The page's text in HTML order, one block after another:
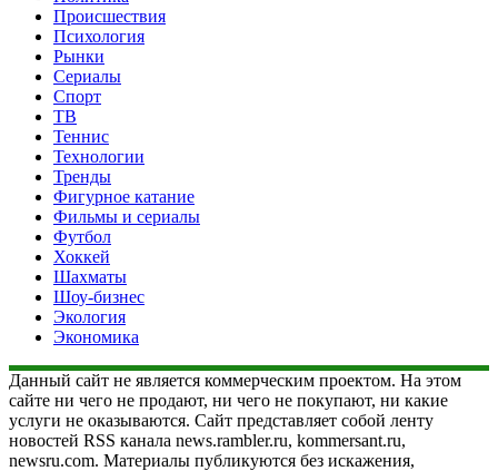
Происшествия
Психология
Рынки
Сериалы
Спорт
ТВ
Теннис
Технологии
Тренды
Фигурное катание
Фильмы и сериалы
Футбол
Хоккей
Шахматы
Шоу-бизнес
Экология
Экономика
Данный сайт не является коммерческим проектом. На этом
сайте ни чего не продают, ни чего не покупают, ни какие
услуги не оказываются. Сайт представляет собой ленту
новостей RSS канала news.rambler.ru, kommersant.ru,
newsru.com. Материалы публикуются без искажения,